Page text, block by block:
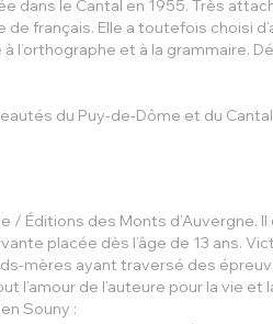
dans le Cantal en 1955. Très
français. Elle a toutefois choisi
l’orthographe et à la grammaire.
du Puy-de-Dôme et du Cantal
/ Éditions des Monts d’Auvergne.
placée dès l’âge de 13 ans.
mères ayant traversé des
de l’auteure pour la vie et
Souny :